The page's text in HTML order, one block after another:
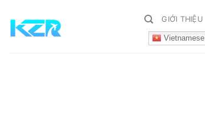
qua
nội
GIỚI THIỆU
Vietnamese